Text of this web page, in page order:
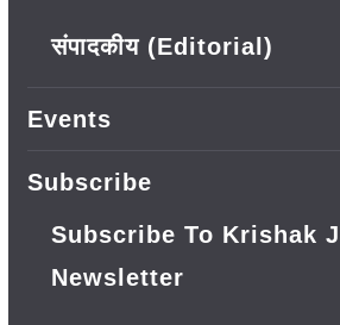
संपादकीय (Editorial)
Events
Subscribe
Subscribe To Krishak
Newsletter